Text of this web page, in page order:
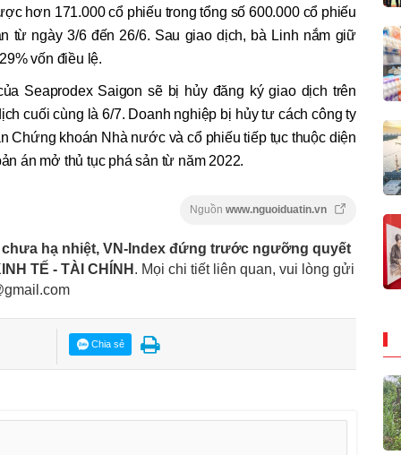
hơn 171.000 cổ phiếu trong tổng số 600.000 cổ phiếu
từ ngày 3/6 đến 26/6. Sau giao dịch, bà Linh nắm giữ
vốn điều lệ.
Seaprodex Saigon sẽ bị hủy đăng ký giao dịch trên
cuối cùng là 6/7. Doanh nghiệp bị hủy tư cách công ty
Chứng khoán Nhà nước và cổ phiếu tiếp tục thuộc diện
án mở thủ tục phá sản từ năm 2022.
Nguồn www.nguoiduatin.vn
hạ nhiệt, VN-Index đứng trước ngưỡng quyết
TẾ - TÀI CHÍNH . Mọi chi tiết liên quan, vui lòng gửi
Chia sẻ